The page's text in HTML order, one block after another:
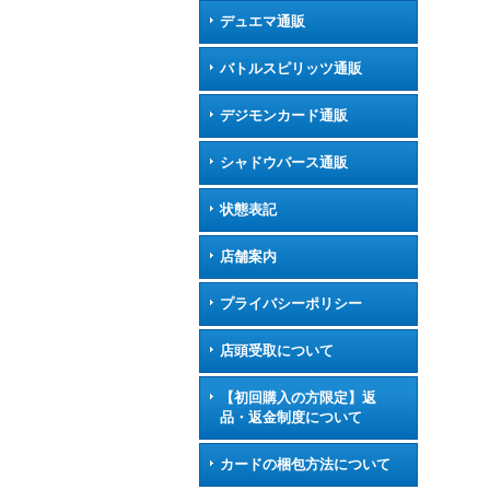
デュエマ通販
バトルスピリッツ通販
デジモンカード通販
シャドウバース通販
状態表記
店舗案内
プライバシーポリシー
店頭受取について
【初回購入の方限定】返
品・返金制度について
カードの梱包方法について